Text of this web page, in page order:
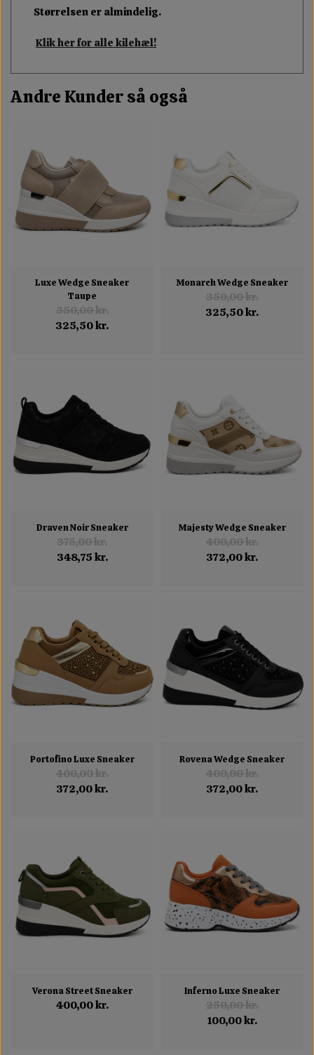
Størrelsen er almindelig.
Klik her for alle kilehæl!
Andre Kunder så også
Luxe Wedge Sneaker
Taupe
350,00 kr.
325,50 kr.
Monarch Wedge Sneaker
350,00 kr.
325,50 kr.
Draven Noir Sneaker
375,00 kr.
348,75 kr.
Majesty Wedge Sneaker
400,00 kr.
372,00 kr.
Portofino Luxe Sneaker
400,00 kr.
372,00 kr.
Rovena Wedge Sneaker
400,00 kr.
372,00 kr.
Verona Street Sneaker
400,00 kr.
Inferno Luxe Sneaker
250,00 kr.
100,00 kr.